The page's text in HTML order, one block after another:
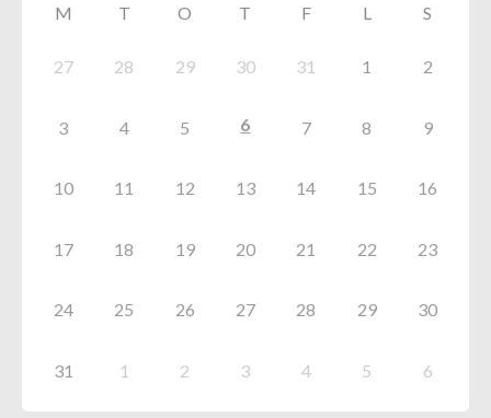
M T O T F L S
27 28 29 30 31 1 2
3 4 5 6 7 8 9
10 11 12 13 14 15 16
17 18 19 20 21 22 23
24 25 26 27 28 29 30
31 1 2 3 4 5 6